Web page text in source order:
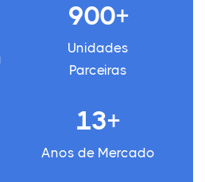
900+
Unidades
Parceiras
13+
Anos de Mercado